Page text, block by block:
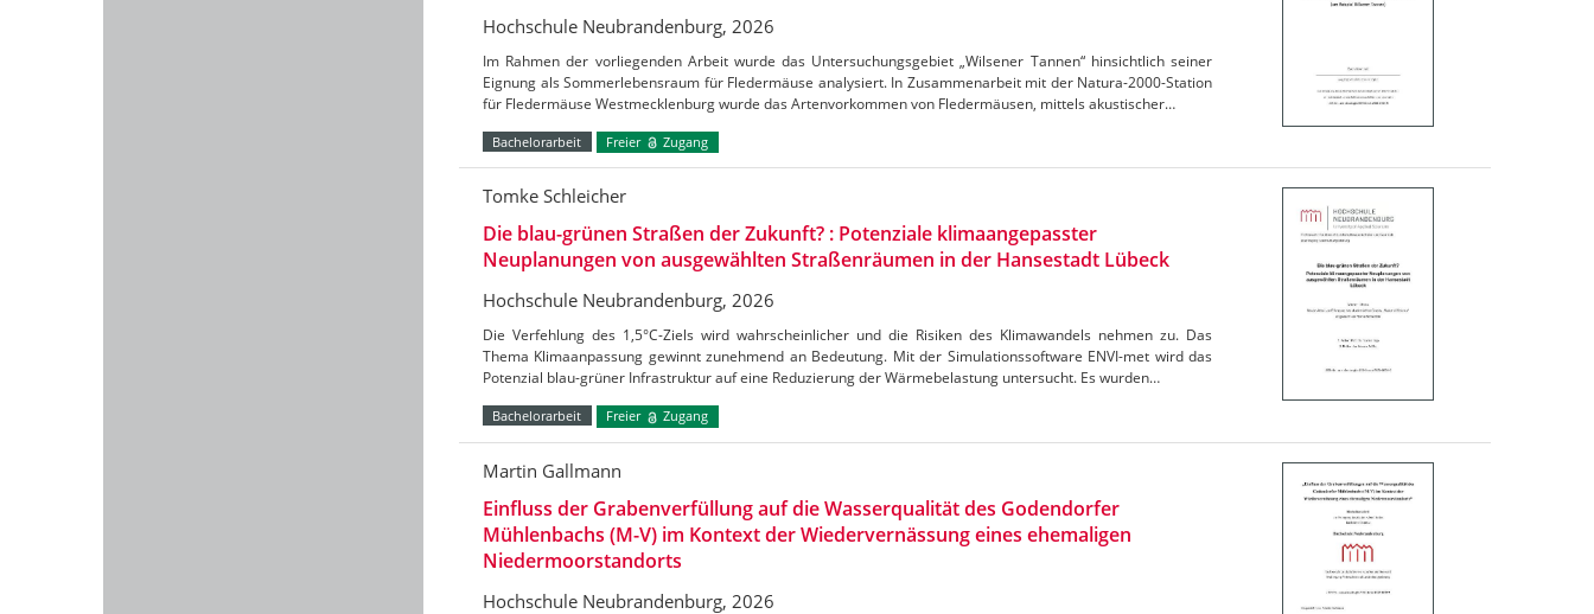
Hochschule Neubrandenburg, 2026
Im Rahmen der vorliegenden Arbeit wurde das Untersuchungsgebiet „Wilsener Tannen“ hinsichtlich seiner
Eignung als Sommerlebensraum für Fledermäuse analysiert. In Zusammenarbeit mit der Natura-2000-Station
für Fledermäuse Westmecklenburg wurde das Artenvorkommen von Fledermäusen, mittels akustischer…
Bachelorarbeit Freier Zugang
Tomke Schleicher
Die blau-grünen Straßen der Zukunft? : Potenziale klimaangepasster
Neuplanungen von ausgewählten Straßenräumen in der Hansestadt Lübeck
Hochschule Neubrandenburg, 2026
Die Verfehlung des 1,5°C-Ziels wird wahrscheinlicher und die Risiken des Klimawandels nehmen zu. Das
Thema Klimaanpassung gewinnt zunehmend an Bedeutung. Mit der Simulationssoftware ENVI-met wird das
Potenzial blau-grüner Infrastruktur auf eine Reduzierung der Wärmebelastung untersucht. Es wurden…
Bachelorarbeit Freier Zugang
Martin Gallmann
Einfluss der Grabenverfüllung auf die Wasserqualität des Godendorfer
Mühlenbachs (M-V) im Kontext der Wiedervernässung eines ehemaligen
Niedermoorstandorts
Hochschule Neubrandenburg, 2026